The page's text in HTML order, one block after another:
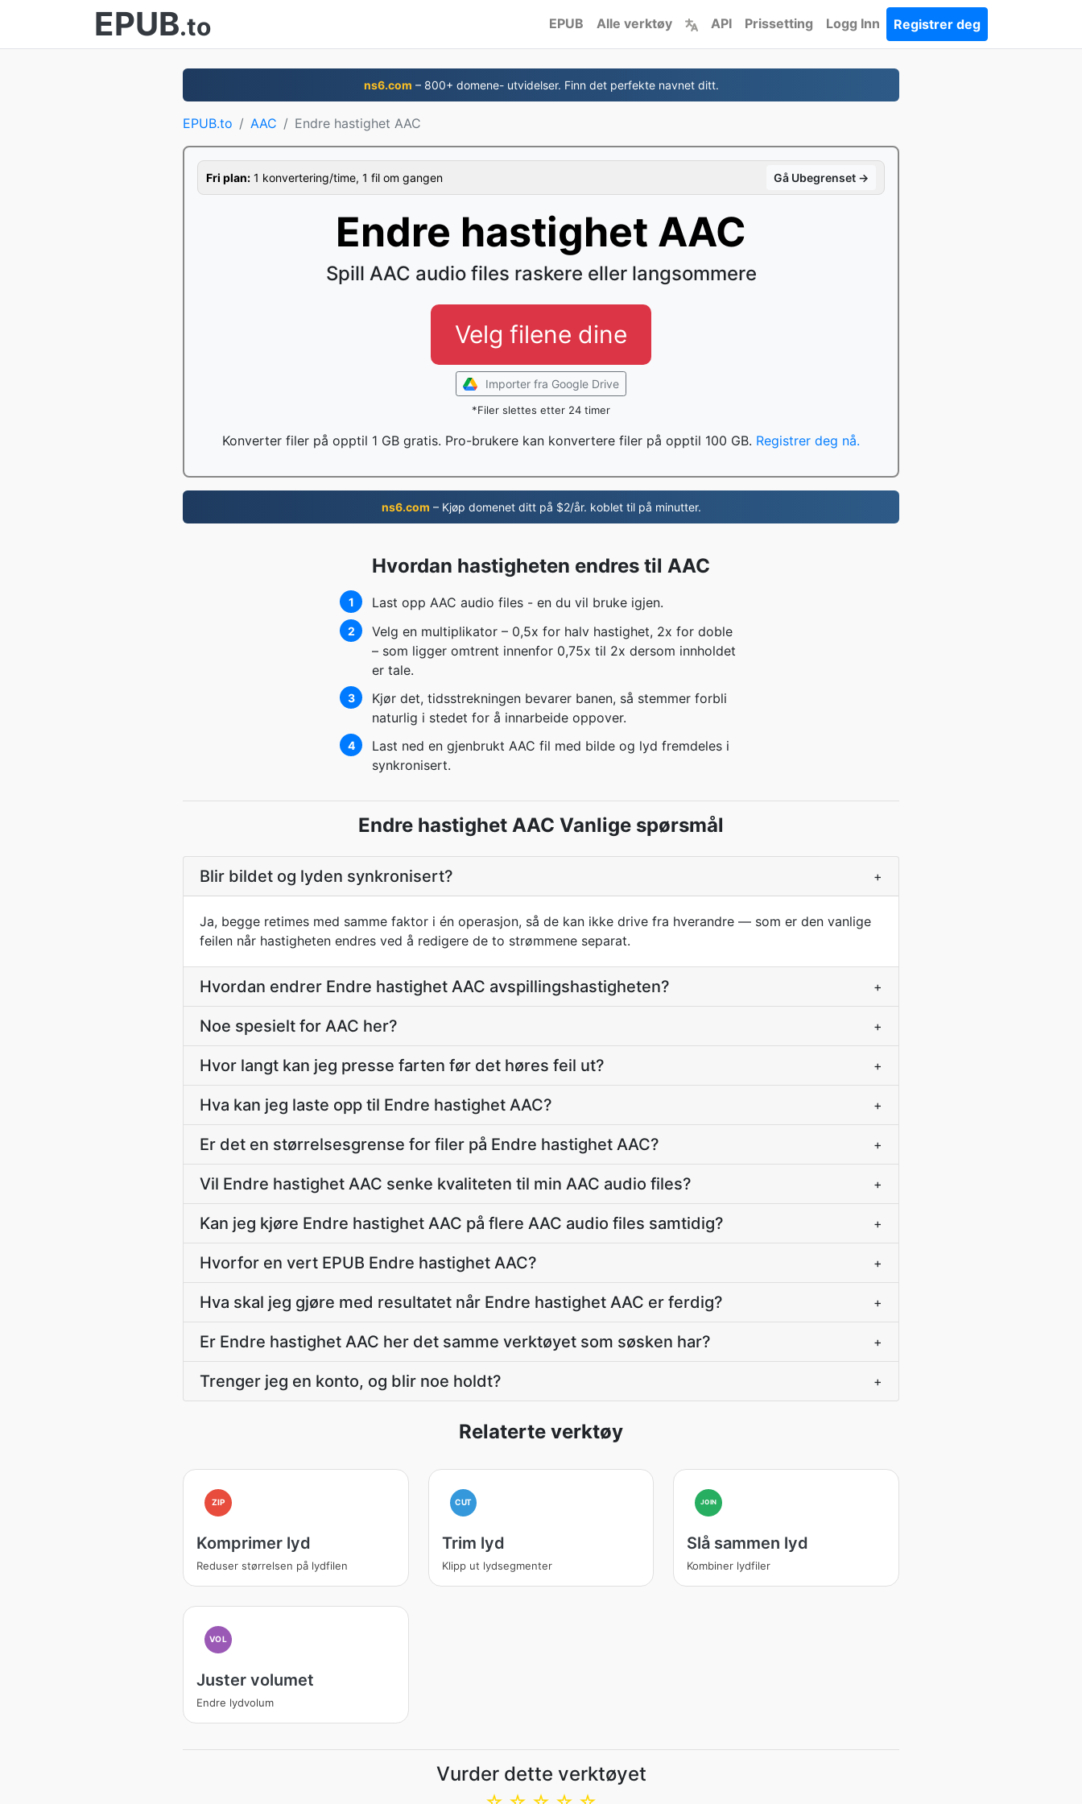
EPUB.to EPUB Alle verktøy API Prissetting Logg Inn Registrer deg
ns6.com – 800+ domene- utvidelser. Finn det perfekte navnet ditt.
EPUB.to AAC Endre hastighet AAC
Fri plan: 1 konvertering/time, 1 fil om gangen Gå Ubegrenset →
Endre hastighet AAC
Spill AAC audio files raskere eller langsommere
Velg filene dine
Importer fra Google Drive
*Filer slettes etter 24 timer
Konverter filer på opptil 1 GB gratis. Pro-brukere kan konvertere filer på opptil 100 GB. Registrer deg nå.
ns6.com – Kjøp domenet ditt på $2/år. koblet til på minutter.
Hvordan hastigheten endres til AAC
1 Last opp AAC audio files - en du vil bruke igjen.
2
Velg en multiplikator – 0,5x for halv hastighet, 2x for doble
– som ligger omtrent innenfor 0,75x til 2x dersom innholdet
er tale.
3
Kjør det, tidsstrekningen bevarer banen, så stemmer forbli
naturlig i stedet for å innarbeide oppover.
4
Last ned en gjenbrukt AAC fil med bilde og lyd fremdeles i
synkronisert.
Endre hastighet AAC Vanlige spørsmål
Blir bildet og lyden synkronisert? +
Ja, begge retimes med samme faktor i én operasjon, så de kan ikke drive fra hverandre — som er den vanlige
feilen når hastigheten endres ved å redigere de to strømmene separat.
Hvordan endrer Endre hastighet AAC avspillingshastigheten? +
Noe spesielt for AAC her? +
Hvor langt kan jeg presse farten før det høres feil ut? +
Hva kan jeg laste opp til Endre hastighet AAC? +
Er det en størrelsesgrense for filer på Endre hastighet AAC? +
Vil Endre hastighet AAC senke kvaliteten til min AAC audio files? +
Kan jeg kjøre Endre hastighet AAC på flere AAC audio files samtidig? +
Hvorfor en vert EPUB Endre hastighet AAC? +
Hva skal jeg gjøre med resultatet når Endre hastighet AAC er ferdig? +
Er Endre hastighet AAC her det samme verktøyet som søsken har? +
Trenger jeg en konto, og blir noe holdt? +
Relaterte verktøy
ZIP
Komprimer lyd
Reduser størrelsen på lydfilen
CUT
Trim lyd
Klipp ut lydsegmenter
JOIN
Slå sammen lyd
Kombiner lydfiler
VOL
Juster volumet
Endre lydvolum
Vurder dette verktøyet